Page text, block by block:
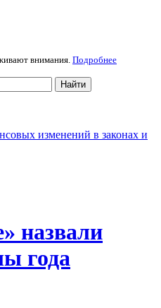
внимания. Подробнее
Найти
изменений в законах и
назвали
года